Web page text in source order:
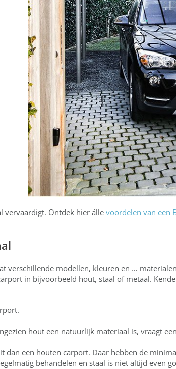
vervaardigt. Ontdek hier álle voordelen van een
verschillende modellen, kleuren en …
in bijvoorbeeld hout, staal of metaal.
hout een natuurlijk materiaal is, vraagt
een houten carport. Daar hebben de
behandelen en staal is niet altijd even